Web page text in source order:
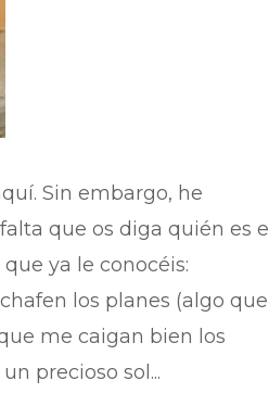
Sin embargo, he
que os diga quién es el
ya le conocéis:
los planes (algo que
me caigan bien los
precioso sol...